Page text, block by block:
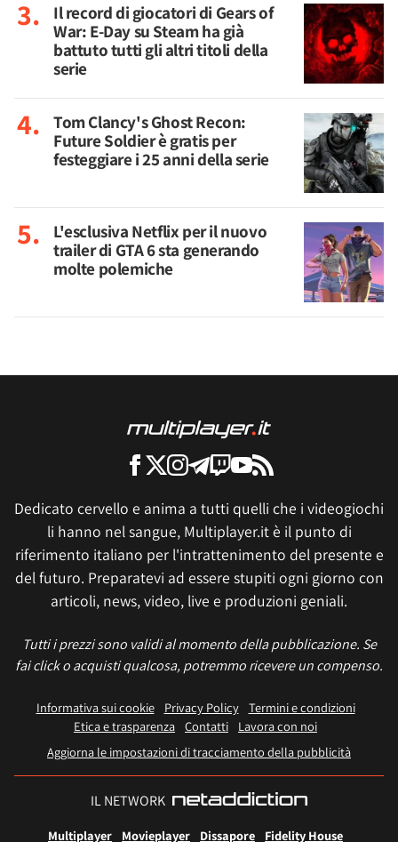
Il record di giocatori di Gears of
War: E-Day su Steam ha già
battuto tutti gli altri titoli della
serie
Tom Clancy's Ghost Recon:
Future Soldier è gratis per
festeggiare i 25 anni della serie
L'esclusiva Netflix per il nuovo
trailer di GTA 6 sta generando
molte polemiche
Dedicato cervello e anima a tutti quelli che i videogiochi
li hanno nel sangue, Multiplayer.it è il punto di
riferimento italiano per l'intrattenimento del presente e
del futuro. Preparatevi ad essere stupiti ogni giorno con
articoli, news, video, live e produzioni geniali.
Tutti i prezzi sono validi al momento della pubblicazione. Se
fai click o acquisti qualcosa, potremmo ricevere un compenso.
Informativa sui cookie Privacy Policy
Termini e condizioni
Etica e trasparenza Contatti
Lavora con noi
Aggiorna le impostazioni di tracciamento della pubblicità
IL NETWORK
Multiplayer Movieplayer Dissapore Fidelity House